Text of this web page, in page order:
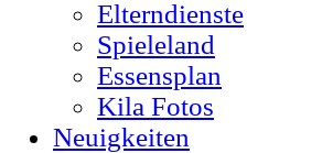
Elterndienste
Spieleland
Essensplan
Kila Fotos
Neuigkeiten